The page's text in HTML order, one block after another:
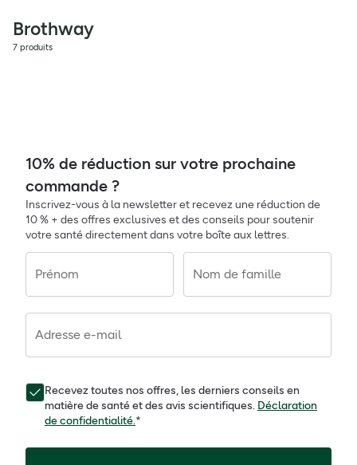
Brothway
7 produits
10% de réduction sur votre prochaine
commande ?
Inscrivez-vous à la newsletter et recevez une réduction de
10 % + des offres exclusives et des conseils pour soutenir
votre santé directement dans votre boîte aux lettres.
Prénom Nom de famille
Adresse e-mail
Recevez toutes nos offres, les derniers conseils en
matière de santé et des avis scientifiques. Déclaration
de confidentialité.*